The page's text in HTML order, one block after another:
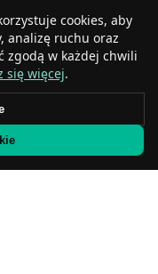
cookies, aby
analizę ruchu oraz
zgodą w każdej chwili
się więcej.